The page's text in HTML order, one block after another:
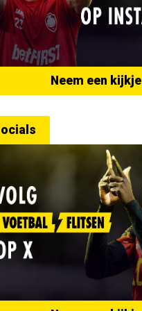
Neem een kijkje